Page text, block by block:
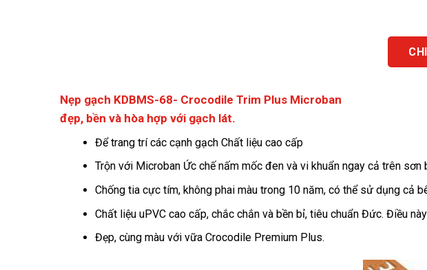
Nẹp gạch KDBMS-68- Crocodile Trim Plus Microban
đẹp, bền và hòa hợp với gạch lát.
Để trang trí các cạnh gạch Chất liệu cao cấp
Trộn với Microban Ức chế nấm mốc đen và vi khuẩn ngay cả trên sơn
Chống tia cực tím, không phai màu trong 10 năm, có thể sử dụng cả
Chất liệu uPVC cao cấp, chắc chắn và bền bỉ, tiêu chuẩn Đức. Điều
Đẹp, cùng màu với vữa Crocodile Premium Plus.